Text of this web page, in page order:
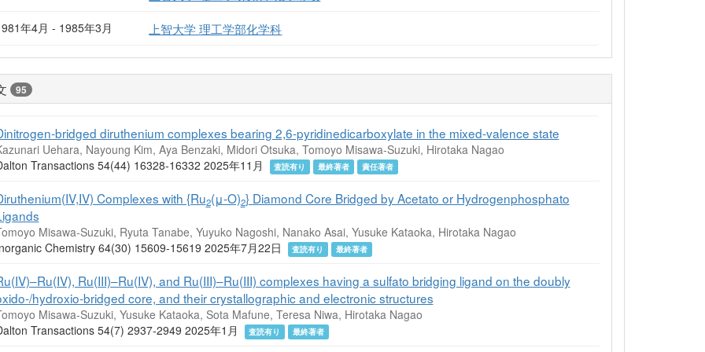
年4月 - 1985年3月 上智大学 理工学部化学科
95
bridged diruthenium complexes bearing 2,6-pyridinedicarboxylate in the mixed-valence state
Uehara, Nayoung Kim, Aya Benzaki, Midori Otsuka, Tomoyo Misawa-Suzuki, Hirotaka Nagao
Transactions 54(44) 16328-16332 2025年11月
査読有り 最終著者 責任著者
Complexes with {Ru2(μ-O)2} Diamond Core Bridged by Acetato or Hydrogenphosphato
Misawa-Suzuki, Ryuta Tanabe, Yuyuko Nagoshi, Nanako Asai, Yusuke Kataoka, Hirotaka Nagao
Chemistry 64(30) 15609-15619 2025年7月22日
査読有り 最終著者
Ru(III)–Ru(IV), and Ru(III)–Ru(III) complexes having a sulfato bridging ligand on the doubly
hydroxio-bridged core, and their crystallographic and electronic structures
Misawa-Suzuki, Yusuke Kataoka, Sota Mafune, Teresa Niwa, Hirotaka Nagao
Transactions 54(7) 2937-2949 2025年1月
査読有り 最終著者